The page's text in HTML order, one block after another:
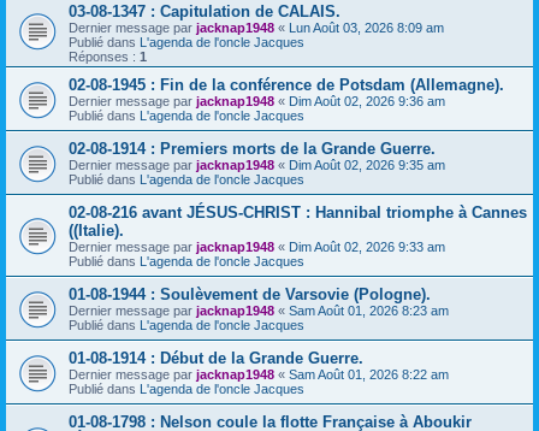
03-08-1347 : Capitulation de CALAIS.
Dernier message par jacknap1948 « Lun Août 03, 2026 8:09 am
Publié dans L'agenda de l'oncle Jacques
Réponses : 1
02-08-1945 : Fin de la conférence de Potsdam (Allemagne).
Dernier message par jacknap1948 « Dim Août 02, 2026 9:36 am
Publié dans L'agenda de l'oncle Jacques
02-08-1914 : Premiers morts de la Grande Guerre.
Dernier message par jacknap1948 « Dim Août 02, 2026 9:35 am
Publié dans L'agenda de l'oncle Jacques
02-08-216 avant JÉSUS-CHRIST : Hannibal triomphe à Cannes
((Italie).
Dernier message par jacknap1948 « Dim Août 02, 2026 9:33 am
Publié dans L'agenda de l'oncle Jacques
01-08-1944 : Soulèvement de Varsovie (Pologne).
Dernier message par jacknap1948 « Sam Août 01, 2026 8:23 am
Publié dans L'agenda de l'oncle Jacques
01-08-1914 : Début de la Grande Guerre.
Dernier message par jacknap1948 « Sam Août 01, 2026 8:22 am
Publié dans L'agenda de l'oncle Jacques
01-08-1798 : Nelson coule la flotte Française à Aboukir